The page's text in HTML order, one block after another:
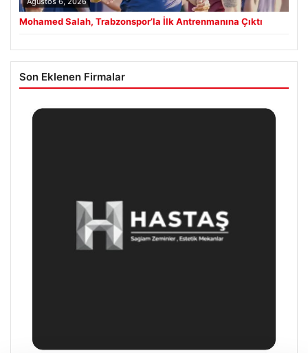
Mohamed Salah, Trabzonspor’la İlk Antrenmanına Çıktı
Son Eklenen Firmalar